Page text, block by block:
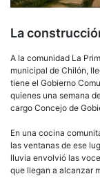
La
A la comunidad La
municipal de Chilón,
tiene el Gobierno
quienes una semana
cargo Concejo de
En una cocina
las ventanas de ese
lluvia envolvió las
que llegan a alcanzar